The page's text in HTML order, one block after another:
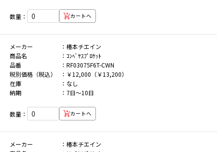
数量： カートへ
メーカー
椿本チエイン
商品名
ｺﾝﾍﾞﾔｽﾌﾟﾛｹｯﾄ
品番
RF03075F6T-CWN
税別価格（税込）
￥12,000（￥13,200）
在庫
なし
納期
7日～10日
数量： カートへ
メーカー
椿本チエイン